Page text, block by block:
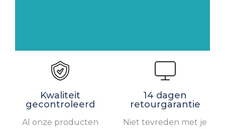
Kwaliteit
gecontroleerd
Al onze producten
14 dagen
retourgarantie
Niet tevreden met je